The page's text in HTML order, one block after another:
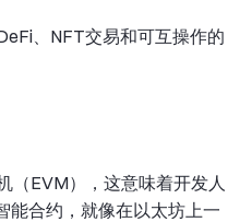
、NFT交易和可互操作的
（EVM），这意味着开发人
能合约，就像在以太坊上一